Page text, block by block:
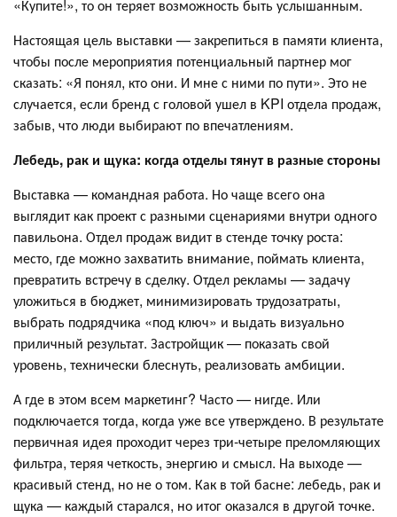
«Купите!», то он теряет возможность быть услышанным.
Настоящая цель выставки — закрепиться в памяти клиента,
чтобы после мероприятия потенциальный партнер мог
сказать: «Я понял, кто они. И мне с ними по пути». Это не
случается, если бренд с головой ушел в KPI отдела продаж,
забыв, что люди выбирают по впечатлениям.
Лебедь, рак и щука: когда отделы тянут в разные стороны
Выставка — командная работа. Но чаще всего она
выглядит как проект с разными сценариями внутри одного
павильона. Отдел продаж видит в стенде точку роста:
место, где можно захватить внимание, поймать клиента,
превратить встречу в сделку. Отдел рекламы — задачу
уложиться в бюджет, минимизировать трудозатраты,
выбрать подрядчика «под ключ» и выдать визуально
приличный результат. Застройщик — показать свой
уровень, технически блеснуть, реализовать амбиции.
А где в этом всем маркетинг? Часто — нигде. Или
подключается тогда, когда уже все утверждено. В результате
первичная идея проходит через три-четыре преломляющих
фильтра, теряя четкость, энергию и смысл. На выходе —
красивый стенд, но не о том. Как в той басне: лебедь, рак и
щука — каждый старался, но итог оказался в другой точке.